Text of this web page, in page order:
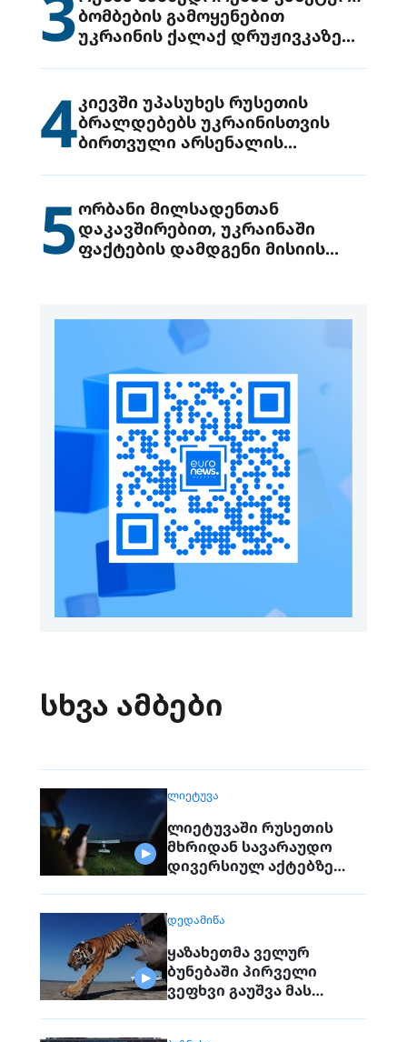
ბომბების გამოყენებით
უკრაინის ქალაქ დრუჟივკაზე
4კიევში უპასუხეს რუსეთის
ბრალდებებს უკრაინისთვის
ბირთვული არსენალის
5ორბანი მილსადენთან
დაკავშირებით, უკრაინაში
ფაქტების დამდგენი მისიის
სხვა ამბები
ᲚᲘᲔᲢᲣᲕᲐ
ლიეტუვაში რუსეთის
მხრიდან სავარაუდო
დივერსიულ აქტებზე
ᲓᲔᲓᲐᲛᲘᲬᲐ
ყაზახეთმა ველურ
ბუნებაში პირველი
ვეფხვი გაუშვა მას